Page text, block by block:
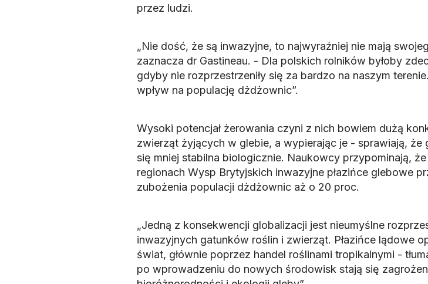
przez ludzi.
„Nie dość, że są inwazyjne, to najwyraźniej nie mają
zaznacza dr Gastineau. - Dla polskich rolników byłoby
gdyby nie rozprzestrzeniły się za bardzo na naszym
wpływ na populację dżdżownic”.
Wysoki potencjał żerowania czyni z nich bowiem dużą
zwierząt żyjących w glebie, a wypierając je - sprawiają, że
się mniej stabilna biologicznie. Naukowcy przypominają,
regionach Wysp Brytyjskich inwazyjne płazińce glebowe
zubożenia populacji dżdżownic aż o 20 proc.
„Jedną z konsekwencji globalizacji jest nieumyślne
inwazyjnych gatunków roślin i zwierząt. Płazińce lądowe
świat, głównie poprzez handel roślinami tropikalnymi -
po wprowadzeniu do nowych środowisk stają się